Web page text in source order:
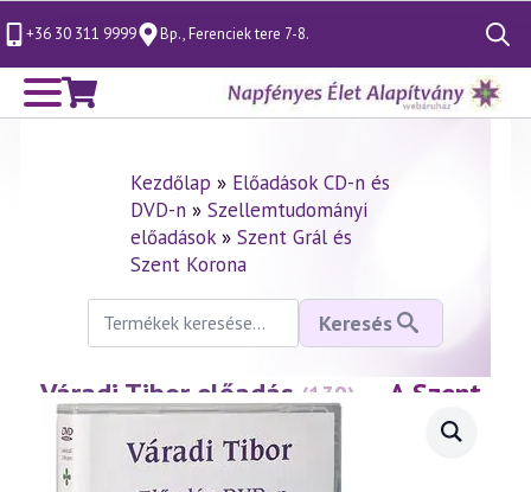
+36 30 311 9999 Bp., Ferenciek tere 7-8.
Search
for:
Kezdőlap » Előadások CD-n és
DVD-n» Szellemtudományi
előadások» Szent Grál és
Szent Korona
Keresés
következőre:
Keresés
Váradi Tibor előadás (139)
— A Szent
Grál misztériuma (2000.03.19.)